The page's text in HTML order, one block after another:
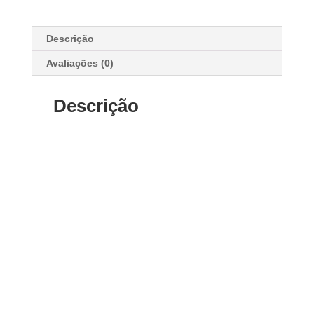
Descrição
Avaliações (0)
Descrição